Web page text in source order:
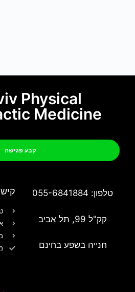
Physical
Medicine
קבע פגישה
טלפון: 055-6841884
קק"ל 99, תל אביב
חנייה בשפע בחינם